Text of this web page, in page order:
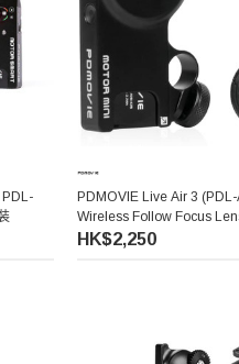
PDL-
PDMOVIE Live Air 3 (PDL-
Wireless Follow Focus
System
HK$2,250